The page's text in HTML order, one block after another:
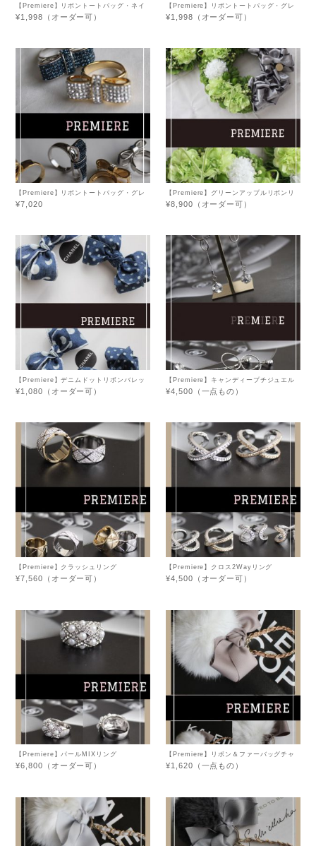
【Premiere】リボントートバッグ・ネイ
ビー×ストライプ
¥1,998（オーダー可）
【Premiere】リボントートバッグ・グレ
ー×モロッカン
¥1,998（オーダー可）
【Premiere】リボントートバッグ・グレ
ー
¥7,020
【Premiere】グリーンアップルリボンリ
ース
¥8,900（オーダー可）
【Premiere】デニムドットリボンバレッ
タ★
¥1,080（オーダー可）
【Premiere】キャンディープチジュエル
イヤリング
¥4,500（一点もの）
【Premiere】クラッシュリング
¥7,560（オーダー可）
【Premiere】クロス2Wayリング
¥4,500（オーダー可）
【Premiere】パールMIXリング
¥6,800（オーダー可）
【Premiere】リボン＆ファーバッグチャ
ーム・ホワイト×ベージュリボン
¥1,620（一点もの）